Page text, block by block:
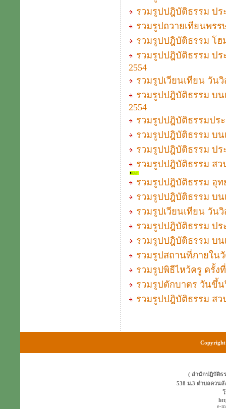
รวมรูปปฎิบัติธรรม ปร
รวมรูปถวายเทียนพรร
รวมรูปปฎิบัติธรรม โฮ
รวมรูปปฎิบัติธรรม ป
2554
รวมรูปเวียนเทียน วัน
รวมรูปปฎิบัติธรรม บน
2554
รวมรูปปฎิบัติธรรมประ
รวมรูปปฎิบัติธรรม บน
รวมรูปปฎิบัติธรรม ปร
รวมรูปปฎิบัติธรรม สว
รวมรูปปฎิบัติธรรม อุท
รวมรูปปฎิบัติธรรม บน
รวมรูปเวียนเทียน วัน
รวมรูปปฎิบัติธรรม ปร
รวมรูปปฎิบัติธรรม บน
รวมรูปสถานที่ภายใน
รวมรูปพิธีไหว้ครู ครั้ง
รวมรูปตักบาตร วันขึ้น
รวมรูปปฎิบัติธรรม สว
Copyright
( สำนักปฎิบัติธ
538 ม.3 ตำบลควน
e-